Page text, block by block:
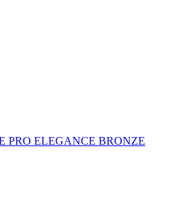
PRO ELEGANCE BRONZE